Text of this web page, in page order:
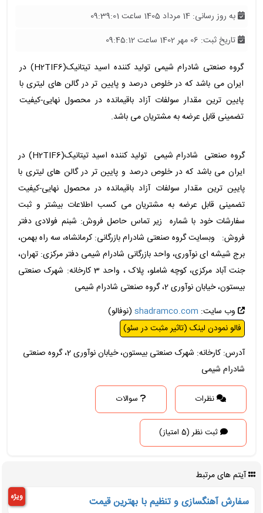
به روز رسانی: 14 مرداد 1405 ساعت 09:39:01
تاریخ ثبت: 06 مهر 1402 ساعت 09:45:12
گروه صنعتی شادرام شیمی تولید کننده اسید تیتانیک(H2TIF6) در
ایران می باشد که در خلوص درصد و پایین تر در گالن های لیتری با
پایین ترین مقدار سولفات آزاد باقیمانده در محصول نهایی-کیفیت
تضمینی قابل عرضه به مشتریان می باشد.
گروه صنعتی شادرام شیمی تولید کننده اسید تیتانیک(H2TIF6) در
ایران می باشد که در خلوص درصد و پایین تر در گالن های لیتری با
پایین ترین مقدار سولفات آزاد باقیمانده در محصول نهایی-کیفیت
تضمینی قابل عرضه به مشتریان می کسب اطلاعات بیشتر و ثبت
سفارشات خود با شماره زیر تماس حاصل فروش: شبنم فولادی دفتر
فروش: وبسایت گروه صنعتی شادرام بازرگانی: کرمانشاه، سه راه بهمن،
برج شیشه ای نوآوری، واحد بازرگانی شادرام شیمی دفتر مرکزی: تهران،
جنت آباد مرکزی، کوچه شاملو، پلاک ، واحد 3 کارخانه: شهرک صنعتی
بیستون، خیابان نوآوری 2، گروه صنعتی شادرام شیمی
وب سایت: shadramco.com (نوفالو)
فالو نمودن لینک (تاثیر مثبت در سئو)
آدرس: کارخانه: شهرک صنعتی بیستون، خیابان نوآوری 2، گروه صنعتی
شادرام شیمی
نظرات سوالات
ثبت نظر (5 امتیاز)
آیتم های مرتبط
سفارش آهنگسازی و تنظیم با بهترین قیمت ویژه